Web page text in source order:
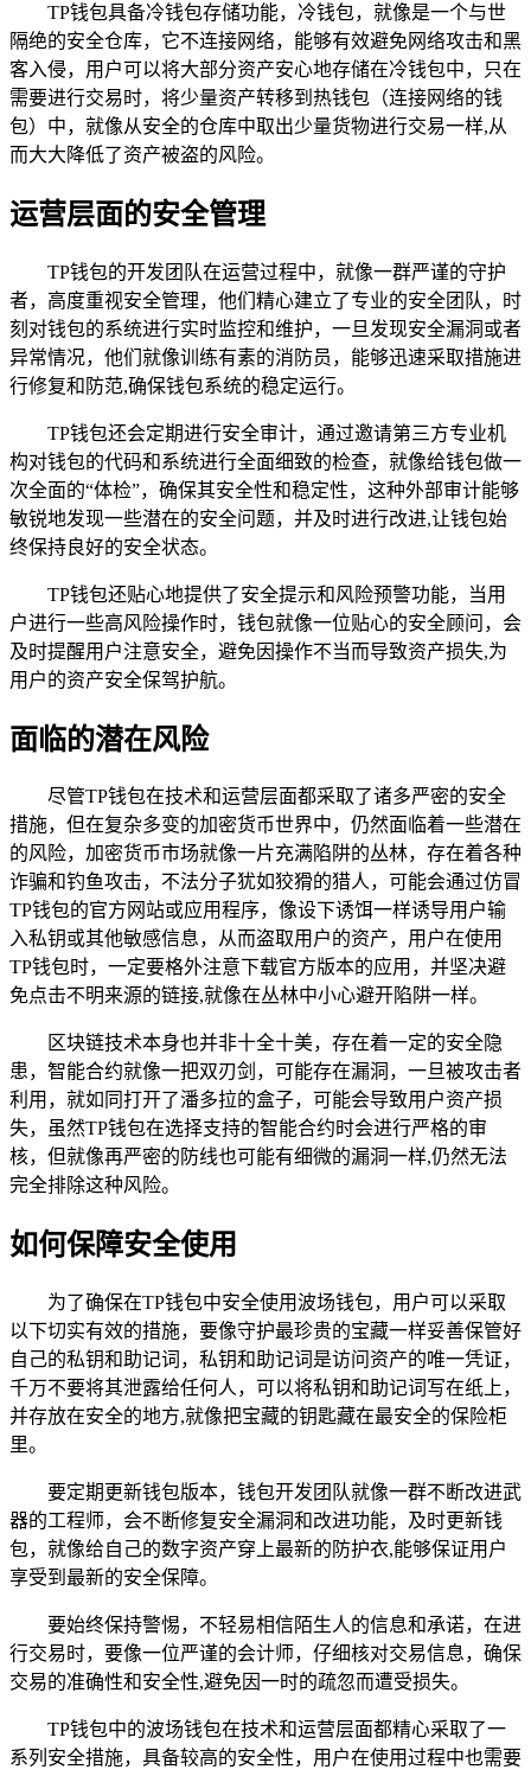
TP钱包具备冷钱包存储功能，冷钱包，就像是一个与世
隔绝的安全仓库，它不连接网络，能够有效避免网络攻击和黑
客入侵，用户可以将大部分资产安心地存储在冷钱包中，只在
需要进行交易时，将少量资产转移到热钱包（连接网络的钱
包）中，就像从安全的仓库中取出少量货物进行交易一样,从
而大大降低了资产被盗的风险。
运营层面的安全管理
TP钱包的开发团队在运营过程中，就像一群严谨的守护
者，高度重视安全管理，他们精心建立了专业的安全团队，时
刻对钱包的系统进行实时监控和维护，一旦发现安全漏洞或者
异常情况，他们就像训练有素的消防员，能够迅速采取措施进
行修复和防范,确保钱包系统的稳定运行。
TP钱包还会定期进行安全审计，通过邀请第三方专业机
构对钱包的代码和系统进行全面细致的检查，就像给钱包做一
次全面的“体检”，确保其安全性和稳定性，这种外部审计能够
敏锐地发现一些潜在的安全问题，并及时进行改进,让钱包始
终保持良好的安全状态。
TP钱包还贴心地提供了安全提示和风险预警功能，当用
户进行一些高风险操作时，钱包就像一位贴心的安全顾问，会
及时提醒用户注意安全，避免因操作不当而导致资产损失,为
用户的资产安全保驾护航。
面临的潜在风险
尽管TP钱包在技术和运营层面都采取了诸多严密的安全
措施，但在复杂多变的加密货币世界中，仍然面临着一些潜在
的风险，加密货币市场就像一片充满陷阱的丛林，存在着各种
诈骗和钓鱼攻击，不法分子犹如狡猾的猎人，可能会通过仿冒
TP钱包的官方网站或应用程序，像设下诱饵一样诱导用户输
入私钥或其他敏感信息，从而盗取用户的资产，用户在使用
TP钱包时，一定要格外注意下载官方版本的应用，并坚决避
免点击不明来源的链接,就像在丛林中小心避开陷阱一样。
区块链技术本身也并非十全十美，存在着一定的安全隐
患，智能合约就像一把双刃剑，可能存在漏洞，一旦被攻击者
利用，就如同打开了潘多拉的盒子，可能会导致用户资产损
失，虽然TP钱包在选择支持的智能合约时会进行严格的审
核，但就像再严密的防线也可能有细微的漏洞一样,仍然无法
完全排除这种风险。
如何保障安全使用
为了确保在TP钱包中安全使用波场钱包，用户可以采取
以下切实有效的措施，要像守护最珍贵的宝藏一样妥善保管好
自己的私钥和助记词，私钥和助记词是访问资产的唯一凭证，
千万不要将其泄露给任何人，可以将私钥和助记词写在纸上，
并存放在安全的地方,就像把宝藏的钥匙藏在最安全的保险柜
里。
要定期更新钱包版本，钱包开发团队就像一群不断改进武
器的工程师，会不断修复安全漏洞和改进功能，及时更新钱
包，就像给自己的数字资产穿上最新的防护衣,能够保证用户
享受到最新的安全保障。
要始终保持警惕，不轻易相信陌生人的信息和承诺，在进
行交易时，要像一位严谨的会计师，仔细核对交易信息，确保
交易的准确性和安全性,避免因一时的疏忽而遭受损失。
TP钱包中的波场钱包在技术和运营层面都精心采取了一
系列安全措施，具备较高的安全性，用户在使用过程中也需要